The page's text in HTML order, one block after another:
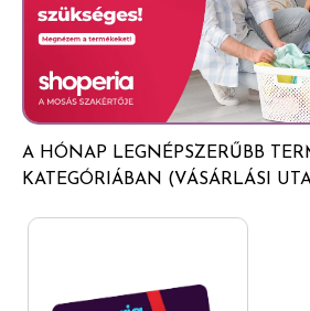
A HÓNAP LEGNÉPSZERŰBB
KATEGÓRIÁBAN (VÁSÁRLÁSI